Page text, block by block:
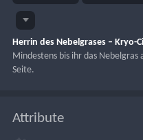
Herrin des Nebelgrases – Kryo-
Mindestens bis ihr das Nebelgras
Seite.
Attribute